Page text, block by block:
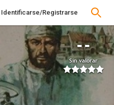
Identificarse/Registrarse
--
Sin valorar